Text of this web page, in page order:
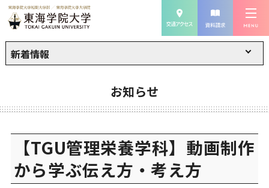
新着情報
お知らせ
【TGU管理栄養学科】動画制作
から学ぶ伝え方・考え方